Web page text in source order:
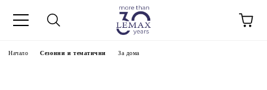
Начало Сезонни и тематични За дома